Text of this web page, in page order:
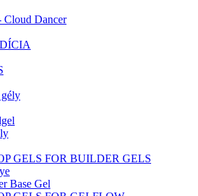
Cloud Dancer
GELS FOR BUILDER GELS
Base Gel